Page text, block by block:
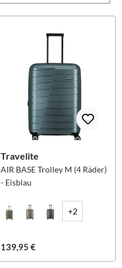
Travelite
AIR BASE Trolley M (4 Räder)
- Eisblau
+2
139,95 €